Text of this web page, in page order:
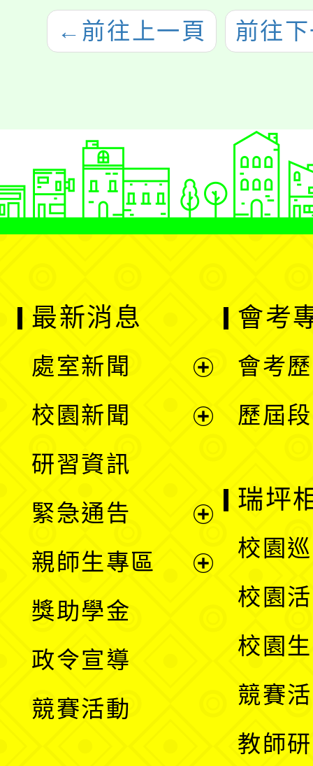
← 前往上一頁 前往
最新消息
處室新聞
單
校園新聞
選
單
研習資訊
緊急通告
親師生專區
獎助學金
政令宣導
競賽活動
會考
會考
歷屆
瑞坪
校園
校園
校園
競賽
教師